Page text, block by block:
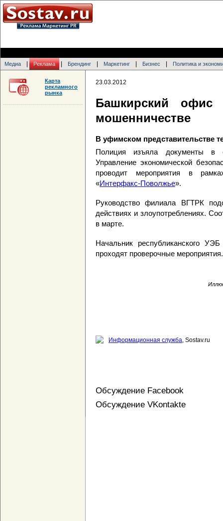
Медиа Реклама Брендинг Маркетинг Бизнес Политика и
23.03.2012
Башкирский
мошенничестве
В уфимском представительстве
Полиция изъяла документы в
Управление экономической
проводит мероприятия в
«Интерфакс-Поволжье».
Руководство филиала ВГТРК
действиях и злоупотреблениях.
в марте.
Начальник республиканского
проходят проверочные мероприятия.
Информационная служба, Sostav.ru
Обсуждение Facebook
Обсуждение VKontakte
Карта
рекламного
рынка